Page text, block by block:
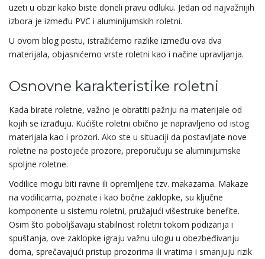
uzeti u obzir kako biste doneli pravu odluku. Jedan od najvažnijih
izbora je između PVC i aluminijumskih roletni.
U ovom blog postu, istražićemo razlike između ova dva
materijala, objasnićemo vrste roletni kao i načine upravljanja.
Osnovne karakteristike roletni
Kada birate roletne, važno je obratiti pažnju na materijale od
kojih se izrađuju. Kućište roletni obično je napravljeno od istog
materijala kao i prozori. Ako ste u situaciji da postavljate nove
roletne na postojeće prozore, preporučuju se aluminijumske
spoljne roletne.
Vodilice mogu biti ravne ili opremljene tzv. makazama. Makaze
na vodilicama, poznate i kao bočne zaklopke, su ključne
komponente u sistemu roletni, pružajući višestruke benefite.
Osim što poboljšavaju stabilnost roletni tokom podizanja i
spuštanja, ove zaklopke igraju važnu ulogu u obezbeđivanju
doma, sprečavajući pristup prozorima ili vratima i smanjuju rizik